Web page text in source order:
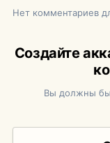
Нет комментариев
Создайте
Вы должны